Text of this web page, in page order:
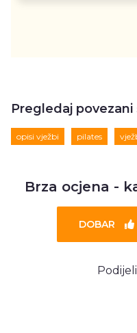
Pregledaj povezani
opisi vježbi pilates
Brza ocjena -
DOBAR